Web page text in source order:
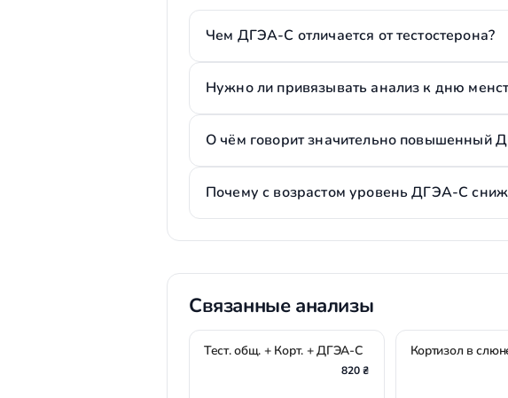
Чем ДГЭА-С отличается от тестостерона?
Нужно ли привязывать анализ к дню
О чём говорит значительно повышенный
Почему с возрастом уровень ДГЭА-С
Связанные анализы
Тест. общ. + Корт. + ДГЭА-С
820 ₴
Кортизол в